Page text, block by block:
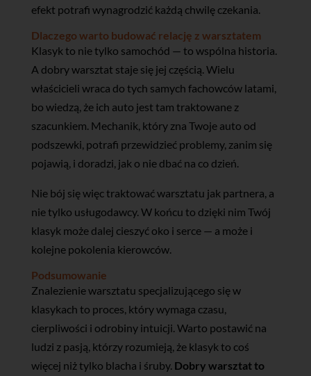
efekt potrafi wynagrodzić każdą chwilę czekania.
Dlaczego warto budować relację z warsztatem
Klasyk to nie tylko samochód — to wspólna historia.
A dobry warsztat staje się jej częścią. Wielu
właścicieli wraca do tych samych fachowców latami,
bo wiedzą, że ich auto jest tam traktowane z
szacunkiem. Mechanik, który zna Twoje auto od
podszewki, potrafi przewidzieć problemy, zanim się
pojawią, i doradzi, jak o nie dbać na co dzień.
Nie bój się więc traktować warsztatu jak partnera, a
nie tylko usługodawcy. W końcu to dzięki nim Twój
klasyk może dalej cieszyć oko i serce — a może i
kolejne pokolenia kierowców.
Podsumowanie
Znalezienie warsztatu specjalizującego się w
klasykach to proces, który wymaga czasu,
cierpliwości i odrobiny intuicji. Warto postawić na
ludzi z pasją, którzy rozumieją, że klasyk to coś
więcej niż tylko blacha i śruby. Dobry warsztat to